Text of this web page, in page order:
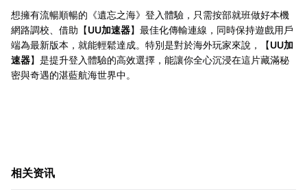
想擁有流暢順暢的《遺忘之海》登入體驗，只需按部就班做好本機
網路調校、借助【UU加速器】最佳化傳輸連線，同時保持遊戲用戶
端為最新版本，就能輕鬆達成。特別是對於海外玩家來說，【UU加
速器】是提升登入體驗的高效選擇，能讓你全心沉浸在這片藏滿秘
密與奇遇的湛藍航海世界中。
相关资讯